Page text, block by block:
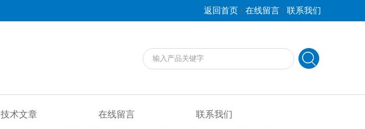
返回首页 | 在线留言 | 联系我们
技术文章 在线留言 联系我们